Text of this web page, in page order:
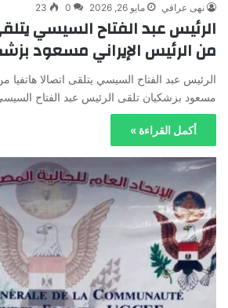
نهى عراقي مايو 26, 2026 0
23
الرئيس عبد الفتاح السيسي
من الرئيس الإيراني مسعود
الرئيس عبد الفتاح السيسي يتلقى اتصالا هاتفيا
مسعود بزشكيان تلقى الرئيس عبد الفتاح
أكمل القراءة »